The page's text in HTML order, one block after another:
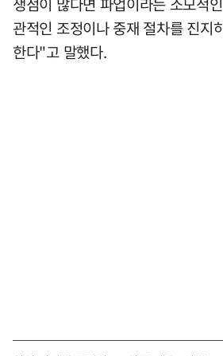
관적인 조정이나 중재 절차를 진지
한다"고 말했다.